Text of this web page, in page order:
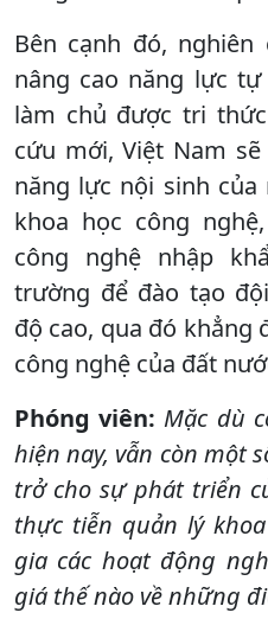
Bên cạnh đó,
nâng cao năng lực
làm chủ được tri
cứu mới, Việt Nam
năng lực nội sinh
khoa học công
công nghệ nhập
trường để đào tạo
độ cao, qua đó khẳng
công nghệ của đất
Phóng viên: Mặc dù
hiện nay, vẫn còn một
trở cho sự phát triển
thực tiễn quản lý
gia các hoạt động
giá thế nào về những